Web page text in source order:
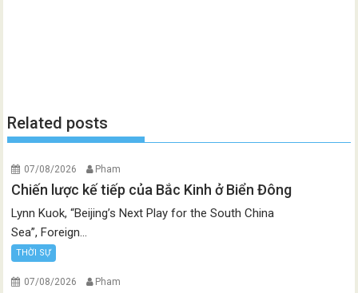
Related posts
07/08/2026 Pham
Chiến lược kế tiếp của Bắc Kinh ở Biển Đông
Lynn Kuok, “Beijing’s Next Play for the South China
Sea”, Foreign...
THỜI SỰ
07/08/2026 Pham